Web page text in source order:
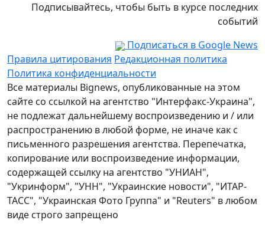
Подписывайтесь, чтобы быть в курсе последних
событий
Подписаться в Google News
Правила цитирования Редакционная политика
Политика конфиденциальности
Все материалы Bignews, опубликованные на этом
сайте со ссылкой на агентство "Интерфакс-Украина",
не подлежат дальнейшему воспроизведению и / или
распространению в любой форме, не иначе как с
письменного разрешения агентства. Перепечатка,
копирование или воспроизведение информации,
содержащей ссылку на агентство "УНИАН",
"Укринформ", "УНН", "Украинские новости", "ИТАР-
ТАСС", "Украинская Фото Группа" и "Reuters" в любом
виде строго запрещено